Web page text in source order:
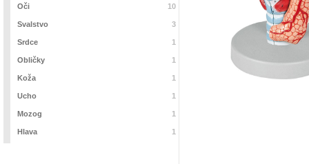
Oči 10
Svalstvo 3
Srdce 1
Obličky 1
Koža 1
Ucho 1
Mozog 1
Hlava 1